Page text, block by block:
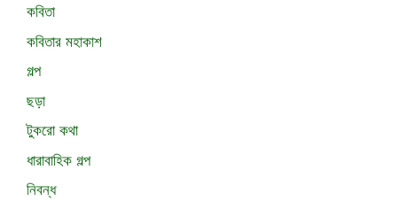
কবিতা
কবিতার মহাকাশ
গল্প
ছড়া
টুকরো কথা
ধারাবাহিক গল্প
নিবন্ধ